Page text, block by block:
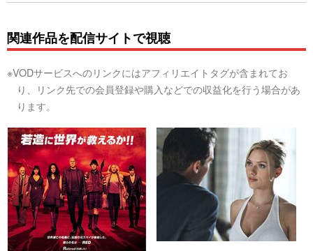
関連作品を配信サイトで視聴
※VODサービスへのリンクにはアフィリエイトタグが含まれてお
り、リンク先での会員登録や購入などでの収益化を行う場合があ
ります。